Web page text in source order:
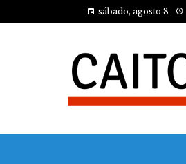
sábado, agosto 8